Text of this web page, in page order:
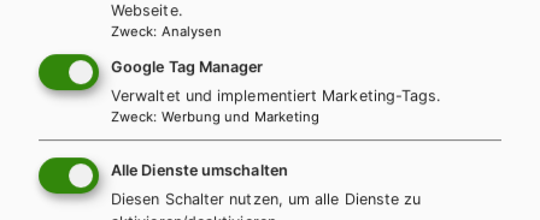
Going for Finals B2 für AHS – Übungsbuch
Englisch zur Maturavorbereitung inkl.
Audiofiles
Übungsbuch
Webseite.
Zweck: Analysen
Google Tag Manager
Verwaltet und implementiert Marketing-Tags.
Zweck: Werbung und Marketing
Alle Dienste umschalten
Diesen Schalter nutzen, um alle Dienste zu